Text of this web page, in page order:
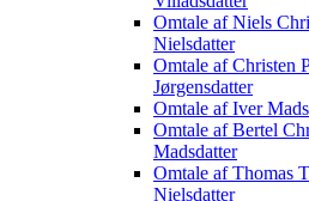
Omtale af Niels
Nielsdatter
Omtale af Christen
Jørgensdatter
Omtale af Iver
Omtale af Bertel
Madsdatter
Omtale af Thomas
Nielsdatter